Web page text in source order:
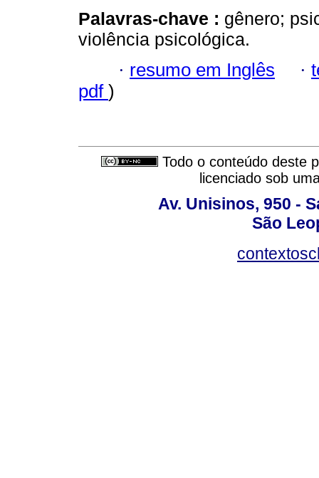
Palavras-chave : gênero;
violência psicológica.
· resumo em Inglês ·
pdf )
Todo o conteúdo deste
licenciado sob
Av. Unisinos, 950 -
São